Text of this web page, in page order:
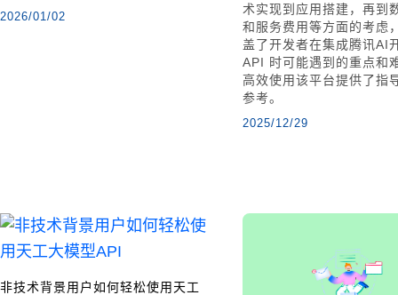
2026/01/02
术实现到应用搭建，再到
和服务费用等方面的考虑
盖了开发者在集成腾讯AI
API 时可能遇到的重点和
高效使用该平台提供了指
参考。
2025/12/29
非技术背景用户如何轻松使用天工